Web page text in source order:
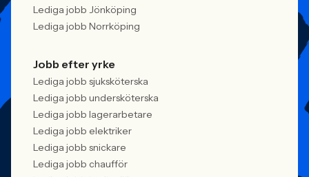
Lediga jobb Jönköping
Lediga jobb Norrköping
Jobb efter yrke
Lediga jobb sjuksköterska
Lediga jobb undersköterska
Lediga jobb lagerarbetare
Lediga jobb elektriker
Lediga jobb snickare
Lediga jobb chaufför